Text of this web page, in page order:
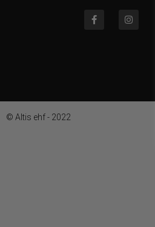
© Altis ehf - 2022